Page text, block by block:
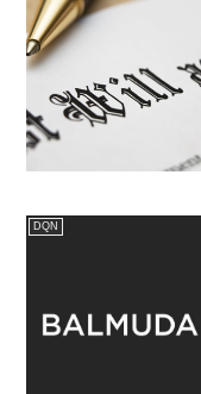
DQN